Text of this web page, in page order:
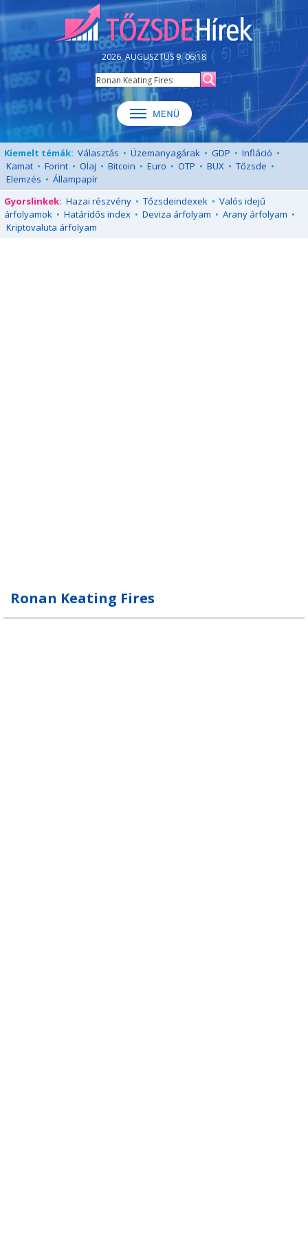
2026. AUGUSZTUS 9. 06:18
Kiemelt témák: Választás • Üzemanyagárak • GDP • Infláció •
Kamat • Forint • Olaj • Bitcoin • Euro • OTP • BUX • Tőzsde •
Elemzés • Állampapír
Gyorslinkek: Hazai részvény • Tőzsdeindexek • Valós idejű
árfolyamok • Határidős index • Deviza árfolyam • Arany árfolyam •
Kriptovaluta árfolyam
Ronan Keating Fires